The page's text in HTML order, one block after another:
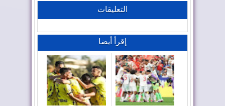
التعليقات
إقرأ أيضا